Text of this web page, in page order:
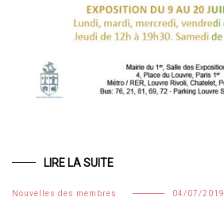
LIRE LA SUITE
Nouvelles des membres 04/07/2019